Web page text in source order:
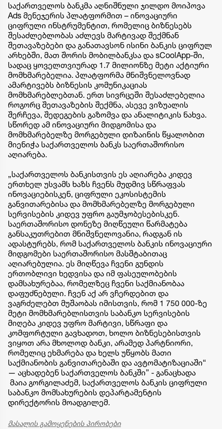
საქართველოს ბანკმა აღნიშნული ჯილდო მოიპოვა
Ads მენეჯერის პლატფორმით – ინოვაციური
ციფრული ინსტრუმენტით, რომელიც ბიზნესებს
შესაძლებლობას აძლევს მარტივად შექმნან
შეთავაზებები და განათავსონ ისინი ბანკის ციფრულ
არხებში, მათ შორის მობილბანკსა და sCoolApp-ში,
სადაც ყოველთვიურად 1.7 მილიონზე მეტი აქტიური
მომხმარებელია. პლატფორმა მნიშვნელოვნად
ამარტივებს ბიზნესის კომუნიკაციას
მომხმარებლებთან. ერთ სივრცეში შესაძლებელია
როგორც შეთავაზების შექმნა, ასევე ვიზუალის
შერჩევა, შედეგების გაზომვა და ანალიტიკის ნახვა.
სწორედ ამ ინოვაციური მიდგომისა და
მომხმარებელზე მორგებული დიზაინის წყალობით
მიენიჭა საქართველოს ბანკს საერთაშორისო
აღიარება.
„საქართველოს ბანკისთვის ეს აღიარება კიდევ
ერთხელ უსვამს ხაზს ჩვენს მუდმივ სწრაფვას
ინოვაციებისკენ, ციფრული ეკოსისტემის
განვითარებისა და მომხმარებელზე მორგებული
სერვისების კიდევ უფრო გაუმჯობესებისკენ.
საერთაშორისო დონეზე მიღწეული წარმატება
განსაკუთრებით მნიშვნელოვანია, რადგან ის
ადასტურებს, რომ საქართველოს ბანკის ინოვაციური
მიდგომები საერთაშორისო მასშტაბითაც
აღიარებულია. ეს მიღწევა ჩვენი გუნდის
ერთობლივი ხედვისა და იმ ფასეულობების
დამსახურებაა, რომელზეც ჩვენი საქმიანობაა
დაფუძნებული. ჩვენ აქ არ ვჩერდებით და
ვაგრძელებთ მუშაობას იმისთვის, რომ 1 750 000-ზე
მეტი მომხმარებლისთვის საბანკო სერვისების
მიღება კიდევ უფრო მარტივი, სწრაფი და
კომფორტული გავხადოთ, ხოლო ბიზნესებისთვის
ვიყოთ არა მხოლოდ ბანკი, არამედ პარტნიორი,
რომელიც ეხმარება და ხელს უწყობს მათი
საქმიანობის განვითარებაში და ავტომატიზაციაში“
— აცხადებენ საქართველოს ბანკში” - განაცხადა
მაია გორგილაძემ, საქართველოს ბანკის ციფრული
საბანკო მომსახურების დეპარტამენტის
დირექტორის მოადგილემ.
მასალის გამოყენების პირობები